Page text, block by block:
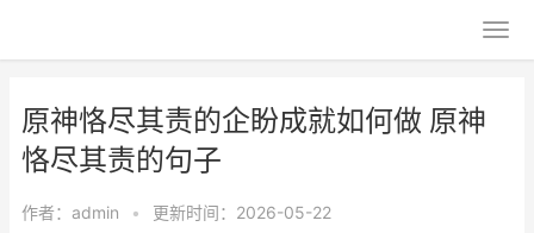
原神恪尽其责的企盼成就如何做 原神
恪尽其责的句子
作者： admin • 更新时间：2026-05-22